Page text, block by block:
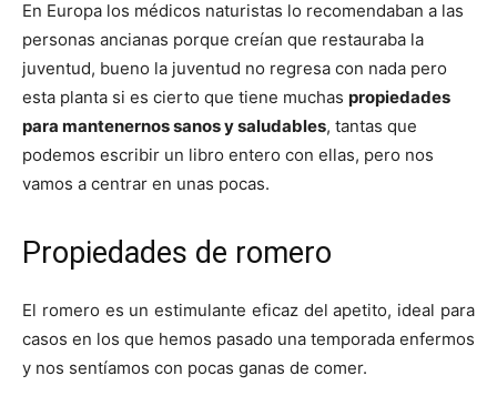
En Europa los médicos naturistas lo recomendaban a las
personas ancianas porque creían que restauraba la
juventud, bueno la juventud no regresa con nada pero
esta planta si es cierto que tiene muchas propiedades
para mantenernos sanos y saludables, tantas que
podemos escribir un libro entero con ellas, pero nos
vamos a centrar en unas pocas.
Propiedades de romero
El romero es un estimulante eficaz del apetito, ideal para
casos en los que hemos pasado una temporada enfermos
y nos sentíamos con pocas ganas de comer.